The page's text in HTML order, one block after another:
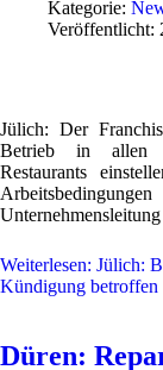
Kategorie:
Veröffentlicht:
Jülich: Der
Betrieb in allen
Restaurants
Weiterlesen: Jülich:
Kündigung betroffen
Düren: